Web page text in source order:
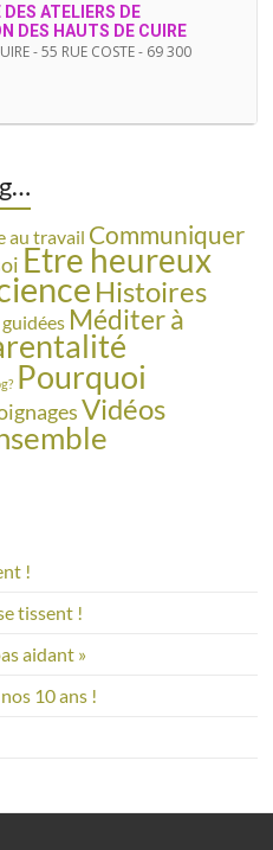
ATELIERS DE
DES HAUTS DE CUIRE
- 55 RUE COSTE - 69 300
au travail Communiquer
Etre heureux
Histoires
Méditer à
Pourquoi
Vidéos
!
tissent !
aidant »
10 ans !